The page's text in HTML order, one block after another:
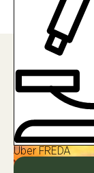
Über FREDA